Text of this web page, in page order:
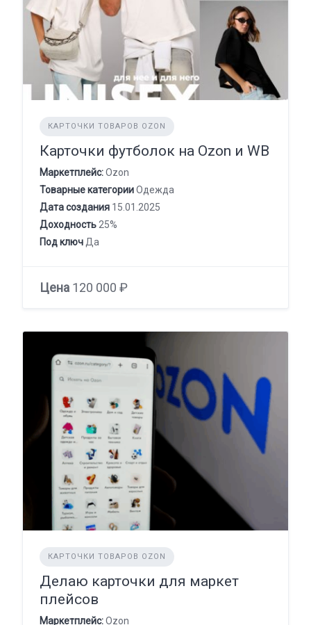
КАРТОЧКИ ТОВАРОВ OZON
Карточки футболок на Ozon и WB
Маркетплейс:Ozon
Товарные категорииОдежда
Дата создания 15.01.2025
Доходность 25%
Под ключ Да
Цена 120 000 ₽
КАРТОЧКИ ТОВАРОВ OZON
Делаю карточки для маркет
плейсов
Маркетплейс:Ozon